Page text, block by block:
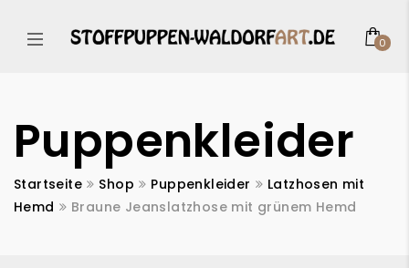
0
Puppenkleider
Startseite Shop Puppenkleider
Latzhosen mit
Hemd
Braune Jeanslatzhose mit grünem Hemd